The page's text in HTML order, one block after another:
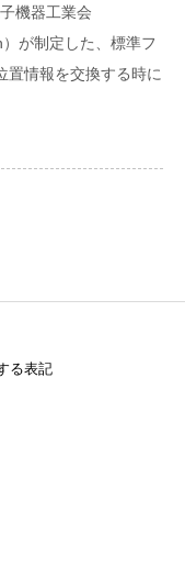
機器工業会
が制定した、標準フ
置情報を交換する時に
る表記